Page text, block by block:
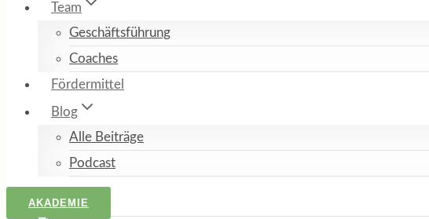
Team
Geschäftsführung
Coaches
Fördermittel
Blog
Alle Beiträge
Podcast
AKADEMIE